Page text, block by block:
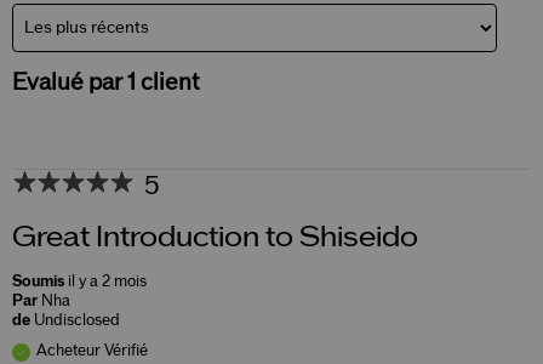
Evalué par 1 client
5
Great Introduction to Shiseido
Soumis il y a 2 mois
Par Nha
de Undisclosed
Acheteur Vérifié